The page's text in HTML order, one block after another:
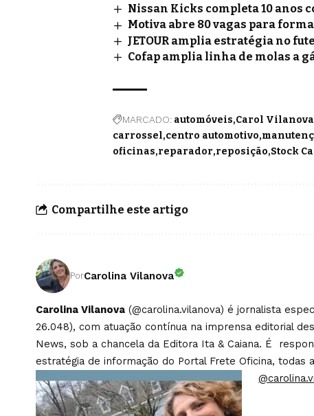
Nissan Kicks completa 10 anos
Motiva abre 80 vagas para
JETOUR amplia estratégia no
Cofap amplia linha de molas a
MARCADO: automóveis Carol
carrossel centro automotivo
oficinas reparador reposição Stock
Compartilhe este artigo
PorCarolina Vilanova
Carolina Vilanova (@carolina.vilanova) é jornalista
26.048), com atuação contínua na imprensa editorial
News, sob a chancela da Editora Ita & Caiana. É
estratégia de informação do Portal Frete Oficina, todas